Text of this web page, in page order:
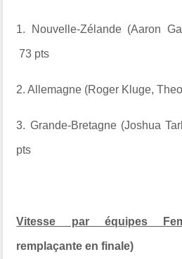
1. Nouvelle-Zélande (Aaron
73 pts
2. Allemagne (Roger Kluge,
3. Grande-Bretagne (Joshua
pts
Vitesse par équipes
remplaçante en finale)